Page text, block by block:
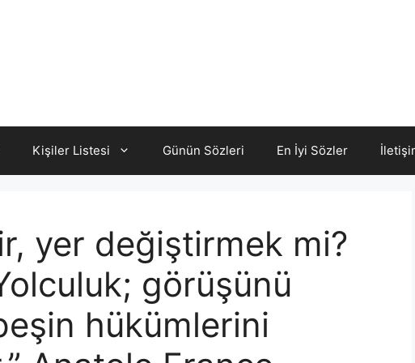
Kişiler Listesi Günün Sözleri En İyi Sözler
yer değiştirmek mi?
görüşünü
hükümlerini